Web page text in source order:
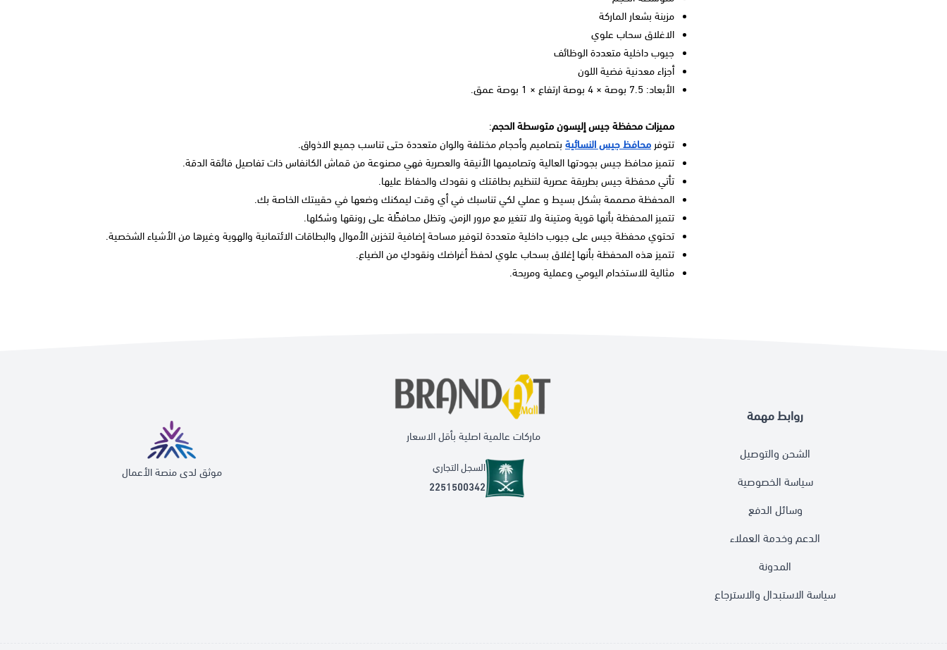
مزينة بشعار الماركة
الاغلاق سحاب علوي
جيوب داخلية متعددة الوظائف
أجزاء معدنية فضية اللون
الأبعاد: 7.5 بوصة × 4 بوصة ارتفاع × 1 بوصة عمق.
مميزات محفظة جيس إليسون متوسطة الحجم:
تتوفر محافظ جيس النسائية بتصاميم وأحجام مختلفة والوان متعددة حتى تناسب جميع الاذواق.
تتميز محافظ جيس بجودتها العالية وتصاميمها الأنيقة والعصرية فهي مصنوعة من قماش الكانفاس ذات تفاصيل فائقة الدقة.
تأتي محفظة جيس بطريقة عصرية لتنظيم بطاقتك و نقودك والحفاظ عليها.
المحفظة مصممة بشكل بسيط و عملي لكي تناسبك في أي وقت ليمكنك وضعها في حقيبتك الخاصة بك.
تتميز المحفظة بأنها قوية ومتينة ولا تتغير مع مرور الزمن، وتظل محافظًة على رونقها وشكلها.
تحتوي محفظة جيس على جيوب داخلية متعددة لتوفير مساحة إضافية لتخزين الأموال والبطاقات الائتمانية والهوية وغيرها من الأشياء الشخصية.
تتميز هذه المحفظة بأنها إغلاق بسحاب علوي لحفظ أغراضك ونقودكِ من الضياع.
مثالية للاستخدام اليومي وعملية ومريحة.
روابط مهمة
الشحن والتوصيل
سياسة الخصوصية
وسائل الدفع
الدعم وخدمة العملاء
المدونة
سياسة الاستبدال والاسترجاع
ماركات عالمية اصلية بأقل الاسعار
السجل التجاري
2251500342
موثق لدى منصة الأعمال